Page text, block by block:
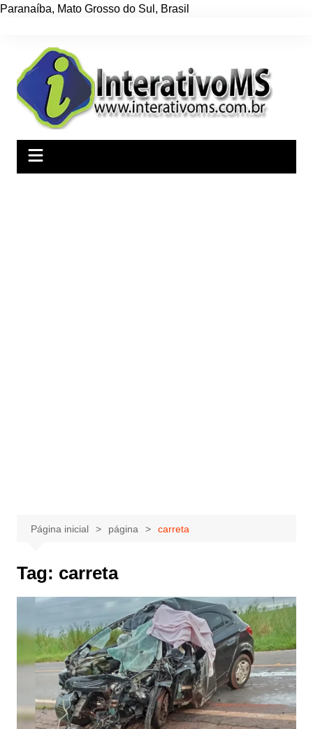
Paranaíba, Mato Grosso do Sul , Brasil
conteúdo
Página inicial página carreta
Tag: carreta